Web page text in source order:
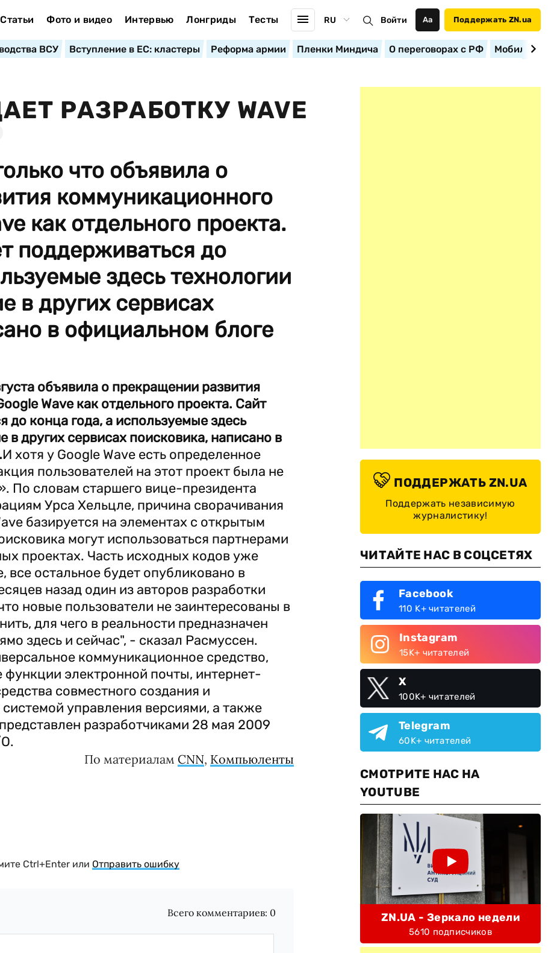
Статьи Фото и видео Интервью Лонгриды Тесты RU Войти Аа Поддержать ZN.ua
ВСУ Вступление в ЕС: кластеры Реформа армии Пленки Миндича О переговорах с РФ
РАЗРАБОТКУ WAVE
что объявила о
коммуникационного
как отдельного проекта.
поддерживаться до
здесь технологии
в других сервисах
в официальном блоге
объявила о прекращении развития
Wave как отдельного проекта. Сайт
до конца года, а используемые здесь
в других сервисах поисковика, написано в
И хотя у Google Wave есть определенное
пользователей на этот проект была не
По словам старшего вице-президента
Урса Хельцле, причина сворачивания
базируется на элементах с открытым
могут использоваться партнерами
проектах. Часть исходных кодов уже
все остальное будет опубликовано в
назад один из авторов разработки
новые пользователи не заинтересованы в
для чего в реальности предназначен
здесь и сейчас", - сказал Расмуссен.
коммуникационное средство,
функции электронной почты, интернет-
совместного создания и
управления версиями, а также
разработчиками 28 мая 2009
По материалам CNN, Компьюленты
Ctrl+Enter или Отправить ошибку
Всего комментариев: 0
ПОДДЕРЖАТЬ ZN.UA
Поддержать независимую
журналистику!
ЧИТАЙТЕ НАС В СОЦСЕТЯХ
Facebook
110 K+ читателей
Instagram
15K+ читателей
X
100K+ читателей
Telegram
60K+ читателей
СМОТРИТЕ НАС НА
YOUTUBE
ZN.UA - Зеркало недели
5610 подписчиков